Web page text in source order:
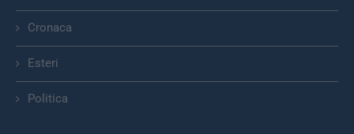
Cronaca
Esteri
Politica